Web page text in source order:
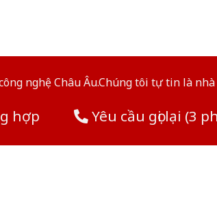
nghệ Châu Âu.Chúng tôi tự tin là
hợp Yêu cầu gọi lại (3